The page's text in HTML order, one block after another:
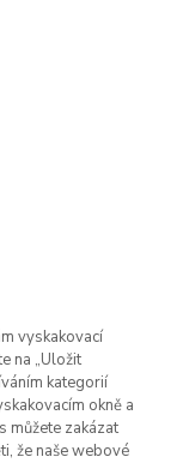
vyskakovací
na „Uložit
kategorií
okně a
můžete zakázat
že naše webové